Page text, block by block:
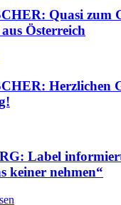
Quasi zum
Österreich
Herzlichen
Label
keiner nehmen“